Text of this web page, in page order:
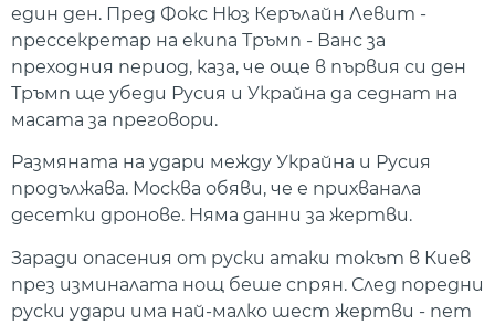
един ден. Пред Фокс Нюз Керълайн Левит -
прессекретар на екипа Тръмп - Ванс за
преходния период, каза, че още в първия си ден
Тръмп ще убеди Русия и Украйна да седнат на
масата за преговори.
Размяната на удари между Украйна и Русия
продължава. Москва обяви, че е прихванала
десетки дронове. Няма данни за жертви.
Заради опасения от руски атаки токът в Киев
през изминалата нощ беше спрян. След поредни
руски удари има най-малко шест жертви - пет